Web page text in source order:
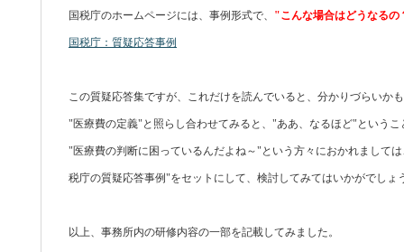
国税庁のホームページには、事例形式で、 "こんな場合はどうなるの
国税庁：質疑応答事例
この質疑応答集ですが、これだけを読んでいると、分かりづらいか
"医療費の定義"と照らし合わせてみると、"ああ、なるほど"という
"医療費の判断に困っているんだよね～"という方々におかれまして
税庁の質疑応答事例"をセットにして、検討してみてはいかがでしょ
以上、事務所内の研修内容の一部を記載してみました。